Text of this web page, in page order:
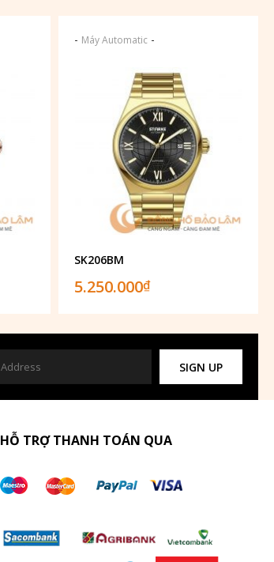
- Máy Automatic -
SK206BM
5.250.000₫
SIGN UP
HỖ TRỢ THANH TOÁN QUA